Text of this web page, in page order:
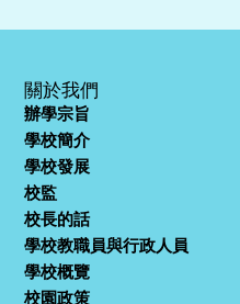
關於我們
辦學宗旨
學校簡介
學校發展
校監
校長的話
學校教職員與行政人員
學校概覽
校園政策